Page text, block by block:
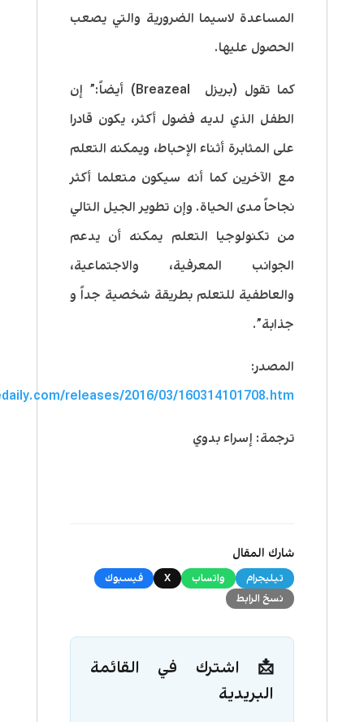
المساعدة لاسيما الضرورية والتي يصعب
الحصول عليها.
كما تقول (بريزل Breazeal) أيضاً:” إن
الطفل الذي لديه فضول أكثر، يكون قادرا
على المثابرة أثناء الإحباط، ويمكنه التعلم
مع الآخرين كما أنه سيكون متعلما أكثر
نجاحاً مدى الحياة. وإن تطوير الجيل التالي
من تكنولوجيا التعلم يمكنه أن يدعم
الجوانب المعرفية، والاجتماعية،
والعاطفية للتعلم بطريقة شخصية جداً و
جذابة”.
المصدر:
releases/2016/03/160314101708.htm
ترجمة: إسراء بدوي
شارك المقال
تيليجرام واتساب X
فيسبوك
نسخ الرابط
📩 اشترك في القائمة
البريدية